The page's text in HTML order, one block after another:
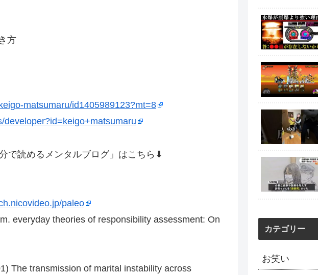
方
matsumaru/id1405989123?mt=8
developer?id=keigo+matsumaru
で読めるメンタルブログ」はこちら⬇︎
paleo
everyday theories of responsibility assessment: On
The transmission of marital instability across
カテゴリー
お笑い